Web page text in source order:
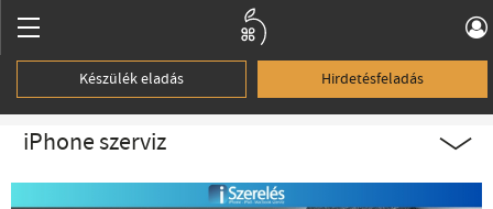
Készülék eladás Hirdetésfeladás
iPhone szerviz